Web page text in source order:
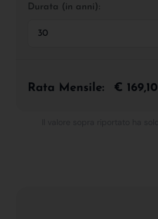
Durata (in anni):
Rata Mensile: € 169,10